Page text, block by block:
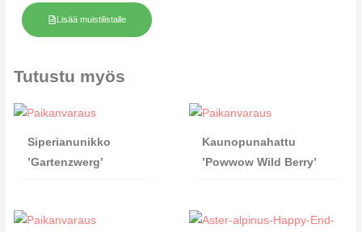
Lisää muistilistalle
Tutustu myös
Siperianunikko
’Gartenzwerg’
Kaunopunahattu
’Powwow Wild Berry’